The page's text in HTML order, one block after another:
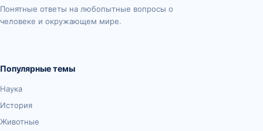
Понятные ответы на любопытные вопросы о
человеке и окружающем мире.
Популярные темы
Наука
История
Животные